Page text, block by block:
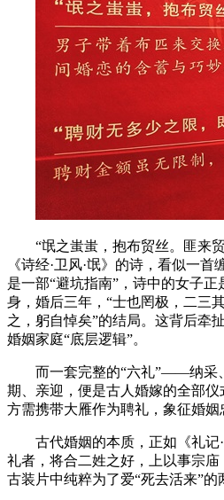
“氓之蚩蚩，抱布贸丝。匪来
《诗经·卫风·氓》的诗，看似一
是一部“避坑指南”，诗中的女子
身，婚后三年，“士也罔极，二三
之，躬自悼矣”的结局。这背后牵
婚姻家庭“底层逻辑”。
而一套完整的“六礼”——纳采
期、亲迎，便是古人婚嫁的全部仪
方需携带大雁作为聘礼，象征婚姻
古代婚姻的本质，正如《礼记·
礼者，将合二姓之好，上以事宗
古装片中纯粹为了爱“死去活来”的